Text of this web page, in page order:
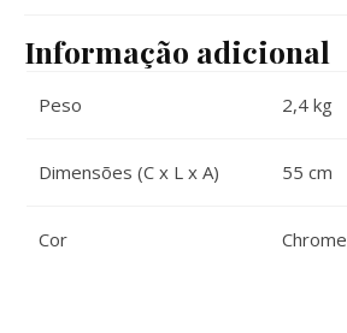
Informação adicional
Peso 2,4 kg
Dimensões (C x L x A) 55 cm
Cor Chrome